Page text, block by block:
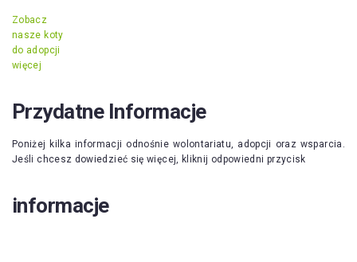
Zobacz
nasze koty
do adopcji
więcej
Przydatne Informacje
Poniżej kilka informacji odnośnie wolontariatu, adopcji oraz wsparcia.
Jeśli chcesz dowiedzieć się więcej, kliknij odpowiedni przycisk
informacje